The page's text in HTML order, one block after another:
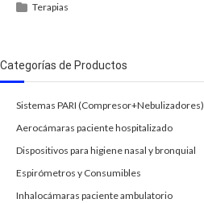
Terapias
Categorías de Productos
Sistemas PARI (Compresor+Nebulizadores)
Aerocámaras paciente hospitalizado
Dispositivos para higiene nasal y bronquial
Espirómetros y Consumibles
Inhalocámaras paciente ambulatorio